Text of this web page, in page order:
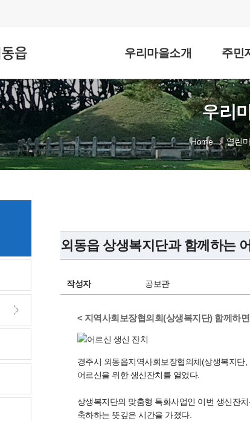
우리마을소개 주민
우리
Home 열린
외동읍 상생복지단과 함께하는
작성자 공보관
< 지역사회보장협의회(상생복지단) 함께하
경주시 외동읍지역사회보장협의체(상생복지단
어르신을 위한 생신잔치를 열었다.
상생복지단의 맞춤형 특화사업인 이번 생신잔
축하하는 뜻깊은 시간을 가졌다.